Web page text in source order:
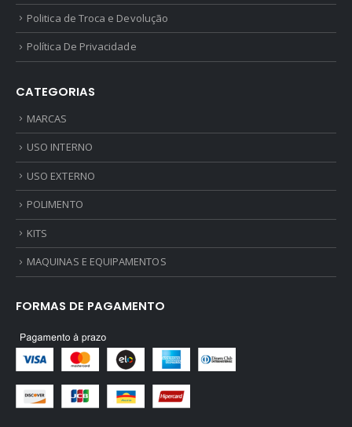
Politica de Troca e Devolução
Política De Privacidade
CATEGORIAS
MARCAS
USO INTERNO
USO EXTERNO
POLIMENTO
KITS
MAQUINAS E EQUIPAMENTOS
FORMAS DE PAGAMENTO